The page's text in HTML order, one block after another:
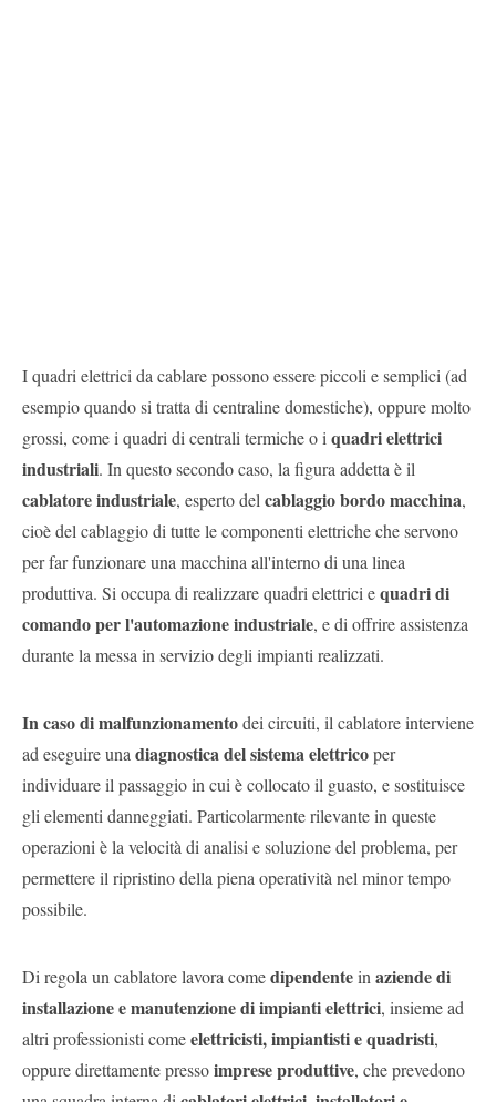
I quadri elettrici da cablare possono essere piccoli e semplici (ad
esempio quando si tratta di centraline domestiche), oppure molto
grossi, come i quadri di centrali termiche o i quadri elettrici
industriali. In questo secondo caso, la figura addetta è il
cablatore industriale, esperto del cablaggio bordo macchina,
cioè del cablaggio di tutte le componenti elettriche che servono
per far funzionare una macchina all'interno di una linea
produttiva. Si occupa di realizzare quadri elettrici equadri di
comando per l'automazione industriale, e di offrire assistenza
durante la messa in servizio degli impianti realizzati.
In caso di malfunzionamentodei circuiti, il cablatore interviene
ad eseguire una diagnostica del sistema elettricoper
individuare il passaggio in cui è collocato il guasto, e sostituisce
gli elementi danneggiati. Particolarmente rilevante in queste
operazioni è la velocità di analisi e soluzione del problema, per
permettere il ripristino della piena operatività nel minor tempo
possibile.
Di regola un cablatore lavora comedipendentein aziende di
installazione e manutenzione di impianti elettrici, insieme ad
altri professionisti comeelettricisti, impiantisti e quadristi,
oppure direttamente pressoimprese produttive, che prevedono